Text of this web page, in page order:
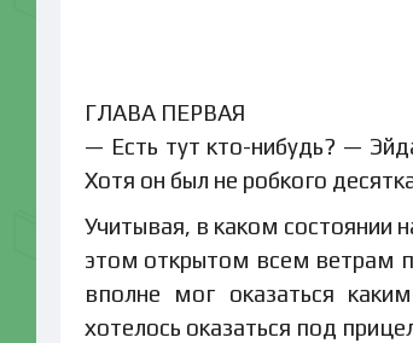
ГЛАВА ПЕРВАЯ
— Есть тут кто-нибудь? —
Хотя он был не робкого
Учитывая, в каком состоянии
этом открытом всем ветрам
вполне мог оказаться
хотелось оказаться под